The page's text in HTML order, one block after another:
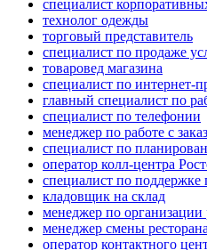
специалист
технолог одежды
торговый представитель
специалист по продаже
товаровед магазина
специалист по интернет-
главный специалист по
специалист по телефонии
менеджер по работе с
специалист по
оператор колл-центра
специалист по поддержке
кладовщик на склад
менеджер по организации
менеджер смены ресторана
оператор контактного